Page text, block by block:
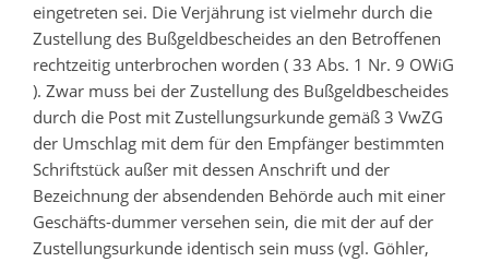
eingetreten sei. Die Verjährung ist vielmehr durch die
Zustellung des Bußgeldbescheides an den Betroffenen
rechtzeitig unterbrochen worden ( 33 Abs. 1 Nr. 9 OWiG
). Zwar muss bei der Zustellung des Bußgeldbescheides
durch die Post mit Zustellungsurkunde gemäß 3 VwZG
der Umschlag mit dem für den Empfänger bestimmten
Schriftstück außer mit dessen Anschrift und der
Bezeichnung der absendenden Behörde auch mit einer
Geschäfts-dummer versehen sein, die mit der auf der
Zustellungsurkunde identisch sein muss (vgl. Göhler,